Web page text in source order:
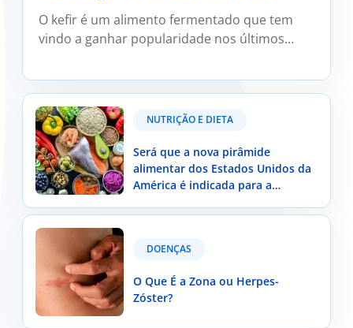
O kefir é um alimento fermentado que tem
vindo a ganhar popularidade nos últimos
interesse pelos alimentos que podem
contribuir para a saúde intestinal.
NUTRIÇÃO E DIETA
Será que a nova pirâmide
alimentar dos Estados Unidos da
América é indicada para a
Será que a nova pirâmide alimentar dos Estados
Unidos da América é indicada para a população
portuguesa?
DOENÇAS
O Que É a Zona ou Herpes-
Zóster?
O Que É a Zona ou Herpes-Zóster?